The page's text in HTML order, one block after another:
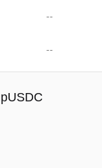
--
--